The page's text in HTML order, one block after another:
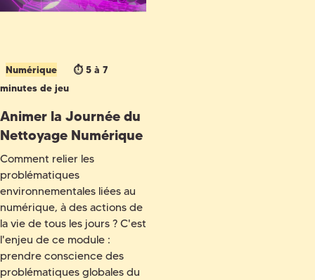
Numérique
⏱️ 5 à 7
minutes de jeu
Animer la Journée du
Nettoyage Numérique
Comment relier les
problématiques
environnementales liées au
numérique, à des actions de
la vie de tous les jours ? C'est
l'enjeu de ce module :
prendre conscience des
problématiques globales du